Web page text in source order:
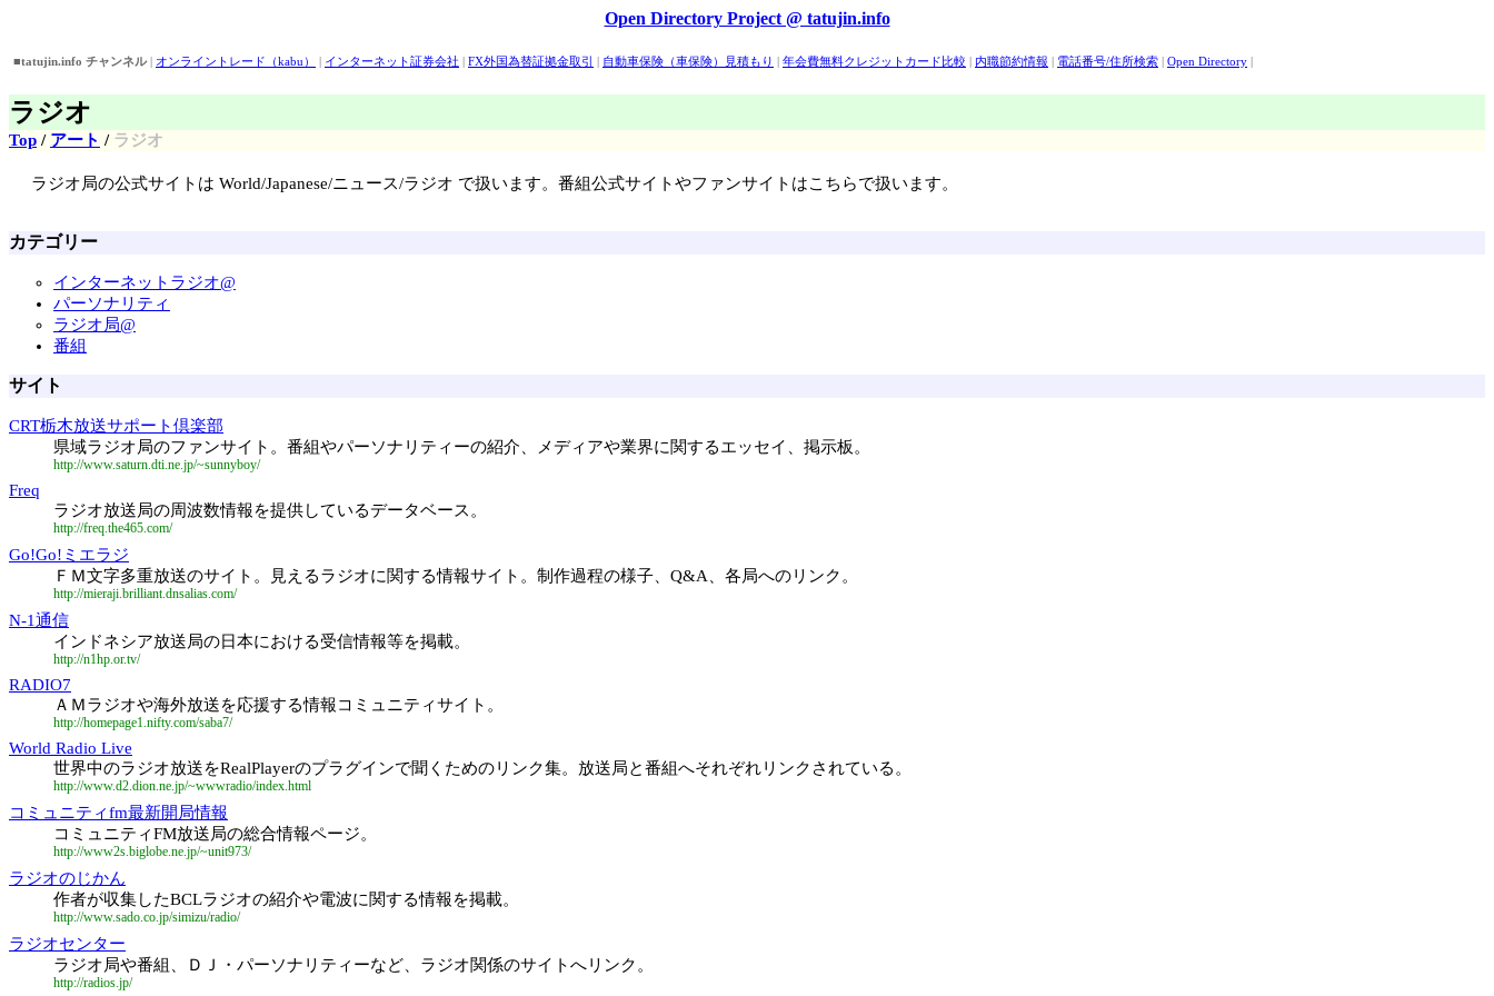
Open Directory Project @ tatujin.info
■tatujin.info チャンネル| オンライントレード（kabu） | インターネット証券会社 | FX外国為替証拠金取引 | 自動車保険（車保険）見積もり | 年会費無料クレジットカード比較 | 内職節約情報 | 電話番号/住所検索 | Open Directory |
ラジオ
Top / アート / ラジオ
ラジオ局の公式サイトは World/Japanese/ニュース/ラジオ で扱います。番組公式サイトやファンサイトはこちらで扱います。
カテゴリー
インターネットラジオ@
パーソナリティ
ラジオ局@
番組
サイト
CRT栃木放送サポート倶楽部
県域ラジオ局のファンサイト。番組やパーソナリティーの紹介、メディアや業界に関するエッセイ、掲示板。
http://www.saturn.dti.ne.jp/~sunnyboy/
Freq
ラジオ放送局の周波数情報を提供しているデータベース。
http://freq.the465.com/
Go!Go!ミエラジ
ＦＭ文字多重放送のサイト。見えるラジオに関する情報サイト。制作過程の様子、Q&A、各局へのリンク。
http://mieraji.brilliant.dnsalias.com/
N-1通信
インドネシア放送局の日本における受信情報等を掲載。
http://n1hp.or.tv/
RADIO7
ＡＭラジオや海外放送を応援する情報コミュニティサイト。
http://homepage1.nifty.com/saba7/
World Radio Live
世界中のラジオ放送をRealPlayerのプラグインで聞くためのリンク集。放送局と番組へそれぞれリンクされている。
http://www.d2.dion.ne.jp/~wwwradio/index.html
コミュニティfm最新開局情報
コミュニティFM放送局の総合情報ページ。
http://www2s.biglobe.ne.jp/~unit973/
ラジオのじかん
作者が収集したBCLラジオの紹介や電波に関する情報を掲載。
http://www.sado.co.jp/simizu/radio/
ラジオセンター
ラジオ局や番組、ＤＪ・パーソナリティーなど、ラジオ関係のサイトへリンク。
http://radios.jp/